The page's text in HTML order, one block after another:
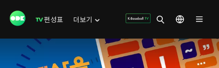
편성표 더보기